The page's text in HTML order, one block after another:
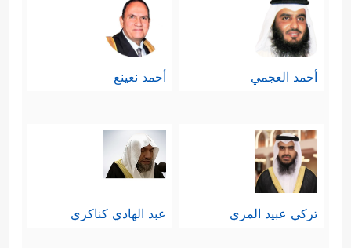
أحمد العجمي أحمد نعينع
تركي عبيد المري عبد الهادي كناكري